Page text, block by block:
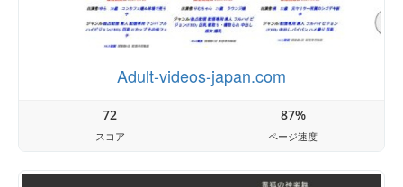
Adult-videos-japan.com
72
スコア
87%
ページ速度